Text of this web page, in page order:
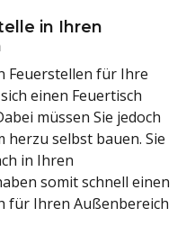
in Ihren
Feuerstellen für Ihre
einen Feuertisch
müssen Sie jedoch
herzu selbst bauen. Sie
in Ihren
somit schnell einen
für Ihren Außenbereich